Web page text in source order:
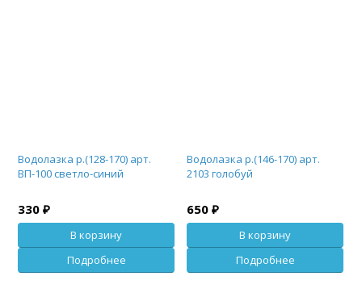
Водолазка р.(128-170) арт.
ВП-100 светло-синий
330 ₽
В корзину
Подробнее
Водолазка р.(146-170) арт.
2103 голобуй
650 ₽
В корзину
Подробнее